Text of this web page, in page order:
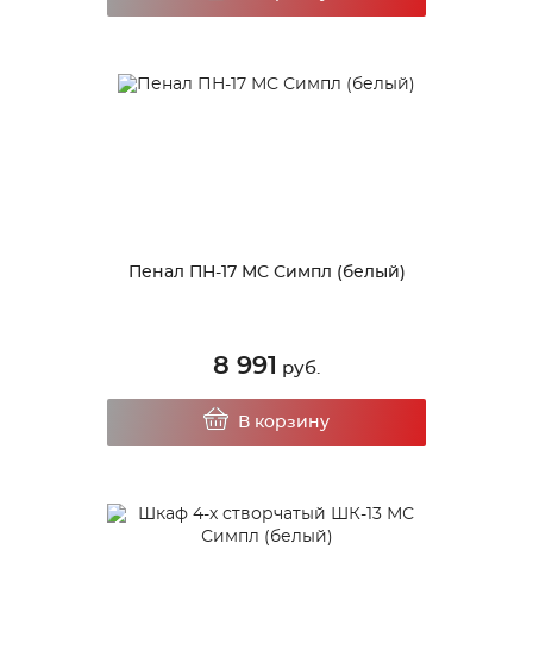
Пенал ПН-17 МС Симпл (белый)
8 991 руб.
В корзину